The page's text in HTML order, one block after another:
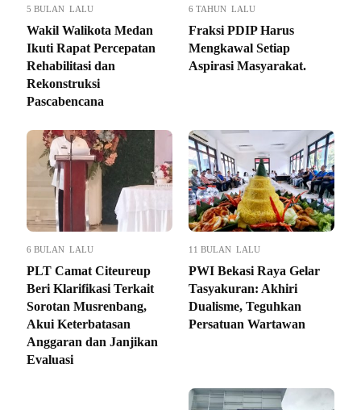
5 BULAN LALU
Wakil Walikota Medan
Ikuti Rapat Percepatan
Rehabilitasi dan
Rekonstruksi
Pascabencana
6 TAHUN LALU
Fraksi PDIP Harus
Mengkawal Setiap
Aspirasi Masyarakat.
6 BULAN LALU
PLT Camat Citeureup
Beri Klarifikasi Terkait
Sorotan Musrenbang,
Akui Keterbatasan
Anggaran dan Janjikan
Evaluasi
11 BULAN LALU
PWI Bekasi Raya Gelar
Tasyakuran: Akhiri
Dualisme, Teguhkan
Persatuan Wartawan